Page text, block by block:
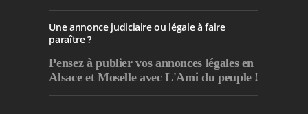
Une annonce judiciaire ou légale à faire
paraître ?
Pensez à publiervos annonces légales en
Alsace et Moselle avec L'Ami du peuple !